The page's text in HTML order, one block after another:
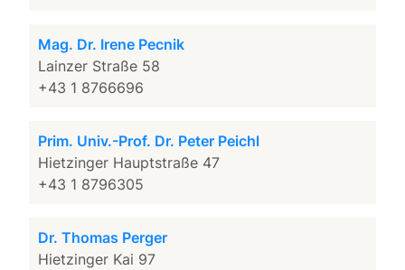
Mag. Dr. Irene Pecnik
Lainzer Straße 58
+43 1 8766696
Prim. Univ.-Prof. Dr. Peter Peichl
Hietzinger Hauptstraße 47
+43 1 8796305
Dr. Thomas Perger
Hietzinger Kai 97